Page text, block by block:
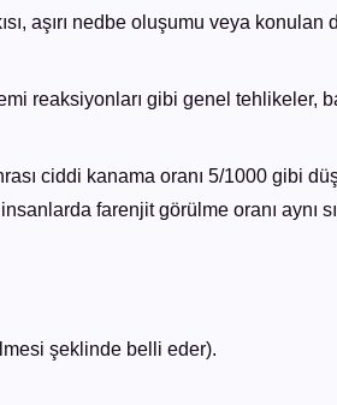
aşırı nedbe oluşumu veya
reaksiyonları gibi genel tehlikeler,
ciddi kanama oranı 5/1000 gibi
farenjit görülme oranı aynı
şeklinde belli eder).